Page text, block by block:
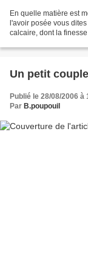
En quelle matière est
l'avoir posée vous
calcaire, dont la
Un petit couple
Publié le 28/08/2006 à
Par B.poupouil